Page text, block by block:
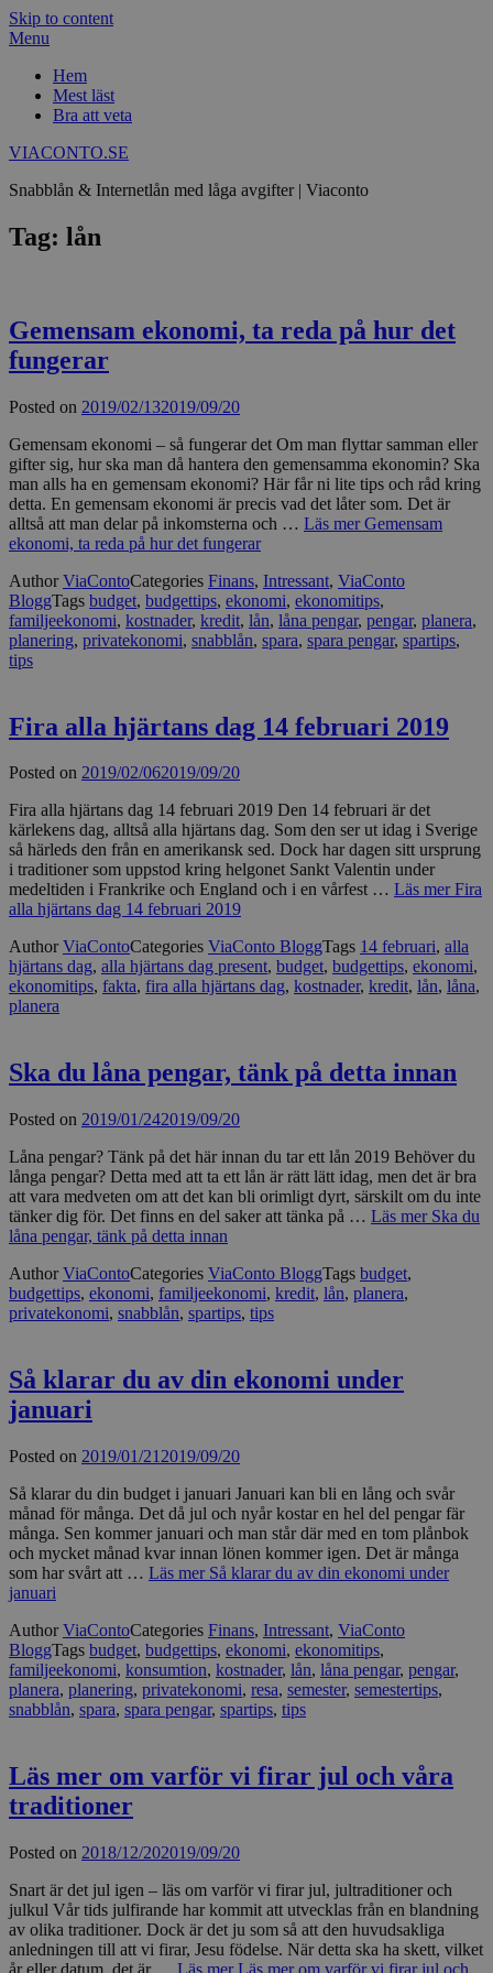
Skip to content
Menu
Hem
Mest läst
Bra att veta
VIACONTO.SE
Snabblån & Internetlån med låga avgifter | Viaconto
Tag: lån
Gemensam ekonomi, ta reda på hur det
fungerar
Posted on 2019/02/132019/09/20
Gemensam ekonomi – så fungerar det Om man flyttar samman eller
gifter sig, hur ska man då hantera den gemensamma ekonomin? Ska
man alls ha en gemensam ekonomi? Här får ni lite tips och råd kring
detta. En gemensam ekonomi är precis vad det låter som. Det är
alltså att man delar på inkomsterna och … Läs merGemensam
ekonomi, ta reda på hur det fungerar
AuthorViaContoCategories Finans, Intressant, ViaConto
BloggTags budget, budgettips, ekonomi, ekonomitips,
familjeekonomi, kostnader, kredit, lån, låna pengar, pengar, planera,
planering, privatekonomi, snabblån, spara, spara pengar, spartips,
tips
Fira alla hjärtans dag 14 februari 2019
Posted on 2019/02/062019/09/20
Fira alla hjärtans dag 14 februari 2019 Den 14 februari är det
kärlekens dag, alltså alla hjärtans dag. Som den ser ut idag i Sverige
så härleds den från en amerikansk sed. Dock har dagen sitt ursprung
i traditioner som uppstod kring helgonet Sankt Valentin under
medeltiden i Frankrike och England och i en vårfest … Läs merFira
alla hjärtans dag 14 februari 2019
AuthorViaContoCategories ViaConto BloggTags 14 februari, alla
hjärtans dag, alla hjärtans dag present, budget, budgettips, ekonomi,
ekonomitips, fakta, fira alla hjärtans dag, kostnader, kredit, lån, låna,
planera
Ska du låna pengar, tänk på detta innan
Posted on 2019/01/242019/09/20
Låna pengar? Tänk på det här innan du tar ett lån 2019 Behöver du
långa pengar? Detta med att ta ett lån är rätt lätt idag, men det är bra
att vara medveten om att det kan bli orimligt dyrt, särskilt om du inte
tänker dig för. Det finns en del saker att tänka på … Läs mer Ska du
låna pengar, tänk på detta innan
AuthorViaContoCategories ViaConto BloggTags budget,
budgettips, ekonomi, familjeekonomi, kredit, lån, planera,
privatekonomi, snabblån, spartips, tips
Så klarar du av din ekonomi under
januari
Posted on 2019/01/21 2019/09/20
Så klarar du din budget i januari Januari kan bli en lång och svår
månad för många. Det då jul och nyår kostar en hel del pengar fär
många. Sen kommer januari och man står där med en tom plånbok
och mycket månad kvar innan lönen kommer igen. Det är många
som har svårt att … Läs mer Så klarar du av din ekonomi under
januari
AuthorViaContoCategories Finans, Intressant, ViaConto
BloggTags budget, budgettips, ekonomi, ekonomitips,
familjeekonomi, konsumtion, kostnader, lån, låna pengar, pengar,
planera, planering, privatekonomi, resa, semester, semestertips,
snabblån, spara, spara pengar, spartips, tips
Läs mer om varför vi firar jul och våra
traditioner
Posted on 2018/12/202019/09/20
Snart är det jul igen – läs om varför vi firar jul, jultraditioner och
julkul Vår tids julfirande har kommit att utvecklas från en blandning
av olika traditioner. Dock är det ju som så att den huvudsakliga
anledningen till att vi firar, Jesu födelse. När detta ska ha skett, vilket
år eller datum, det är … Läs merLäs mer om varför vi firar jul och